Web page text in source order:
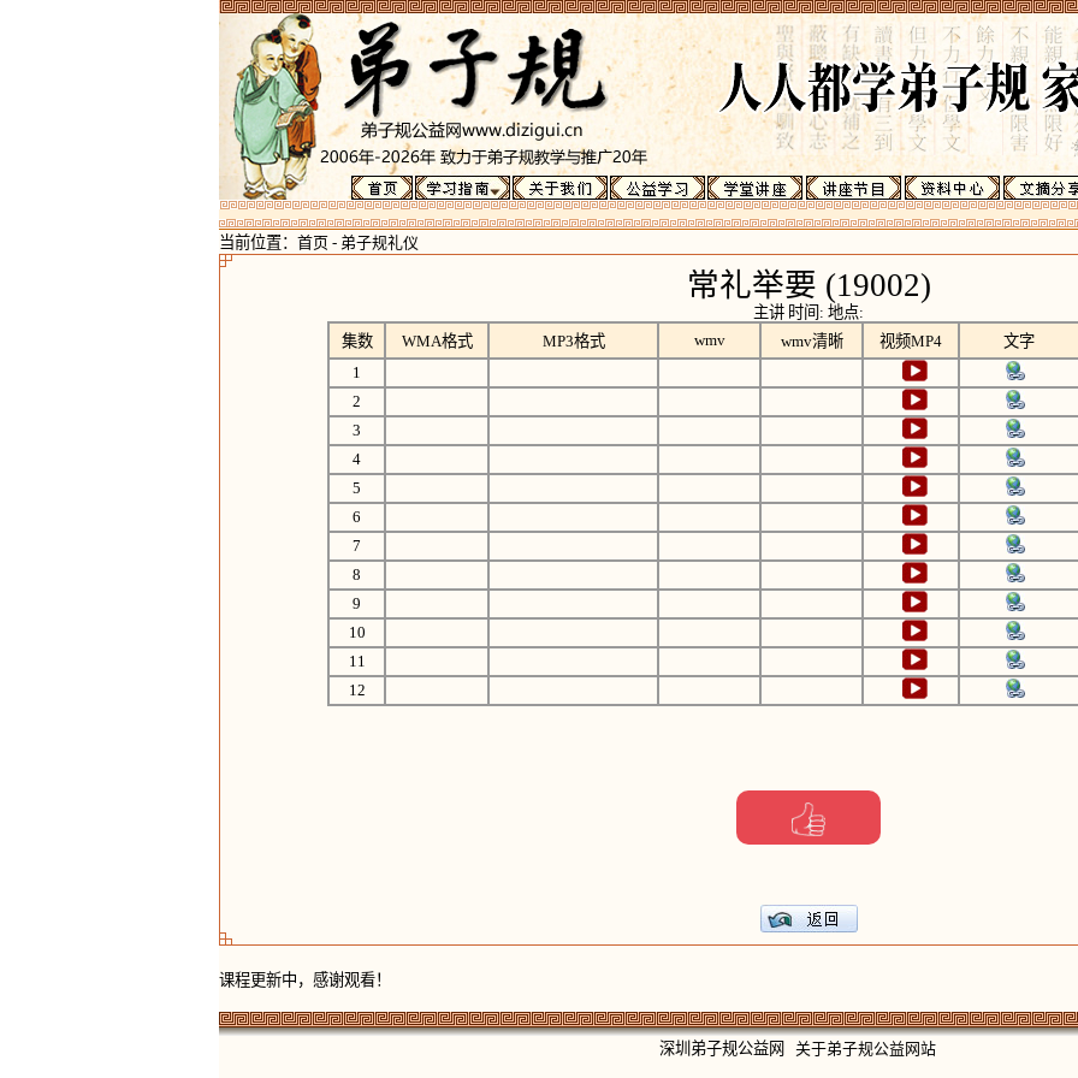
当前位置： 首页 - 弟子规礼仪
常礼举要 (19002)
主讲 时间: 地点:
集数
WMA格式 MP3格式 wmv wmv清晰 视频MP4
文字
1
2
3
4
5
6
7
8
9
10
11
12
课程更新中，感谢观看！
深圳弟子规公益网 关于弟子规公益网站